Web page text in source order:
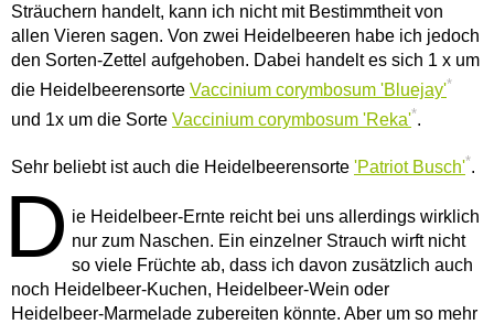
Sträuchern handelt, kann ich nicht mit Bestimmtheit von
allen Vieren sagen. Von zwei Heidelbeeren habe ich jedoch
den Sorten-Zettel aufgehoben. Dabei handelt es sich 1 x um
die Heidelbeerensorte Vaccinium corymbosum 'Bluejay'*
und 1x um die Sorte Vaccinium corymbosum 'Reka'*.
Sehr beliebt ist auch die Heidelbeerensorte 'Patriot Busch'*.
D ie Heidelbeer-Ernte reicht bei uns allerdings wirklich
nur zum Naschen. Ein einzelner Strauch wirft nicht
so viele Früchte ab, dass ich davon zusätzlich auch
noch Heidelbeer-Kuchen, Heidelbeer-Wein oder
Heidelbeer-Marmelade zubereiten könnte. Aber um so mehr